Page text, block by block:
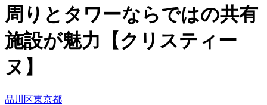
周りとタワーならではの共有
施設が魅力【クリスティー
ヌ】
品川区東京都